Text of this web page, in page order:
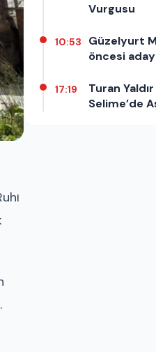
Vurgusu
10:53
Güzelyurt
öncesi
17:19
Turan
Selime’de